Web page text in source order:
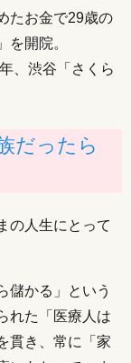
たお金で29歳の
を開院。
、渋谷「さくら
だったら
の人生にとって
儲かる」という
れた「医療人は
貫き、常に「家